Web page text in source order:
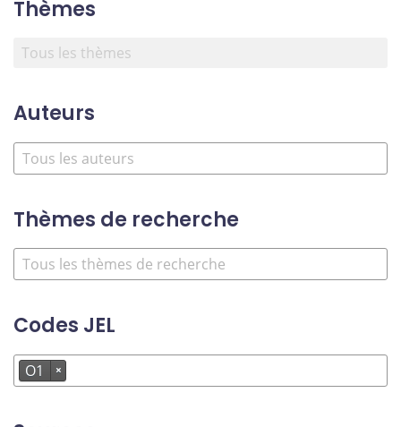
Thèmes
Auteurs
Thèmes de recherche
Codes JEL
O1 ×